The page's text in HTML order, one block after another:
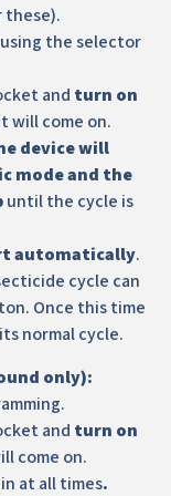
these).
the selector
and turn on
will come on.
device will
mode and the
until the cycle is
automatically.
cycle can
Once this time
normal cycle.
only):
and turn on
come on.
at all times.